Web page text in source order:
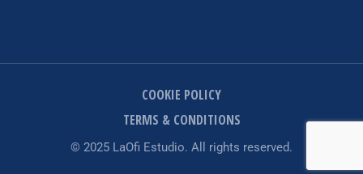
© 2025 LaOfi Estudio. All rights reserved.
COOKIE POLICY
TERMS & CONDITIONS